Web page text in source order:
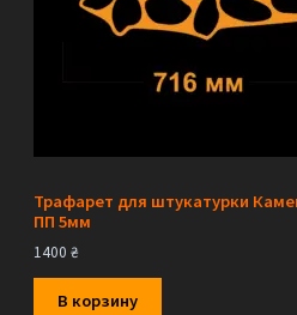
Трафарет для штукатурки
ПП 5мм
1400 ₴
В корзину